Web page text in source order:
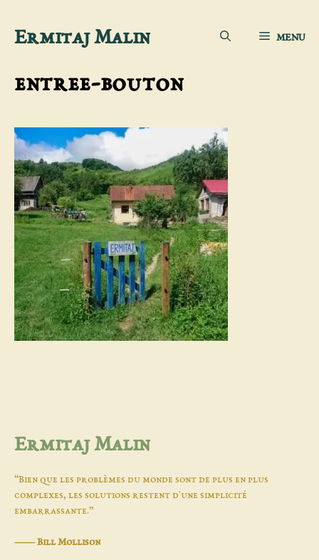
AllerErmitaj Malin MENU
entree-bouton
Ermitaj Malin
“Bien que les problèmes du monde sont de plus en plus
complexes, les solutions restent d'une simplicité
embarrassante.”
―Bill Mollison